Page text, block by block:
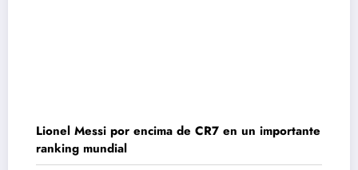
Lionel Messi por encima de CR7 en un importante
ranking mundial